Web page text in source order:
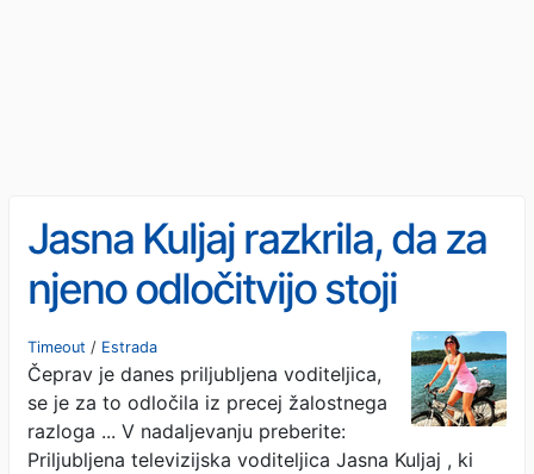
Jasna Kuljaj razkrila, da za
njeno odločitvijo stoji
osebna travma
Timeout / Estrada
Čeprav je danes priljubljena voditeljica,
se je za to odločila iz precej žalostnega
razloga ... V nadaljevanju preberite:
Priljubljena televizijska voditeljica Jasna Kuljaj , ki